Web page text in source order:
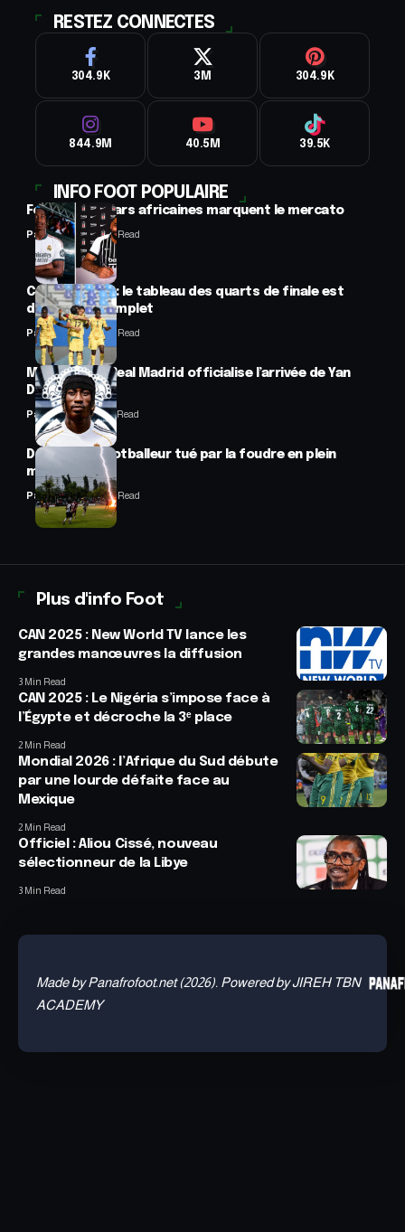
RESTEZ CONNECTES
304.9K 3M 304.9K
844.9M 40.5M 39.5K
INFO FOOT POPULAIRE
Football : 2 stars africaines marquent le mercato
Panafrofoot2 Min Read
CAN féminine : le tableau des quarts de finale est
désormais complet
Panafrofoot2 Min Read
Mercato : Le Real Madrid officialise l’arrivée de Yan
Diomandé
Panafrofoot1 Min Read
Drame : un footballeur tué par la foudre en plein
match
Panafrofoot2 Min Read
Plus d'info Foot
CAN 2025 : New World TV lance les
grandes manœuvres la diffusion
3 Min Read
CAN 2025 : Le Nigéria s’impose face à
l’Égypte et décroche la 3ᵉ place
2 Min Read
Mondial 2026 : l’Afrique du Sud débute
par une lourde défaite face au
Mexique
2 Min Read
Officiel : Aliou Cissé, nouveau
sélectionneur de la Libye
3 Min Read
Made by Panafrofoot.net (2026). Powered by JIREH TBN
ACADEMY